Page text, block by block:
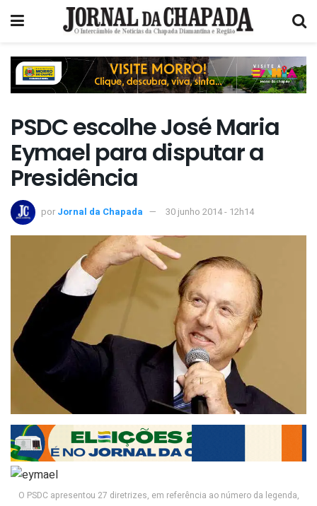
PSDC escolhe José Maria
Eymael para disputar a
Presidência
por Jornal da Chapada 30 junho 2014 - 12h14
O PSDC apresentou 27 diretrizes, em referência ao número da legenda,